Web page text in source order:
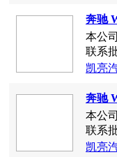
奔驰
联系
凯亮